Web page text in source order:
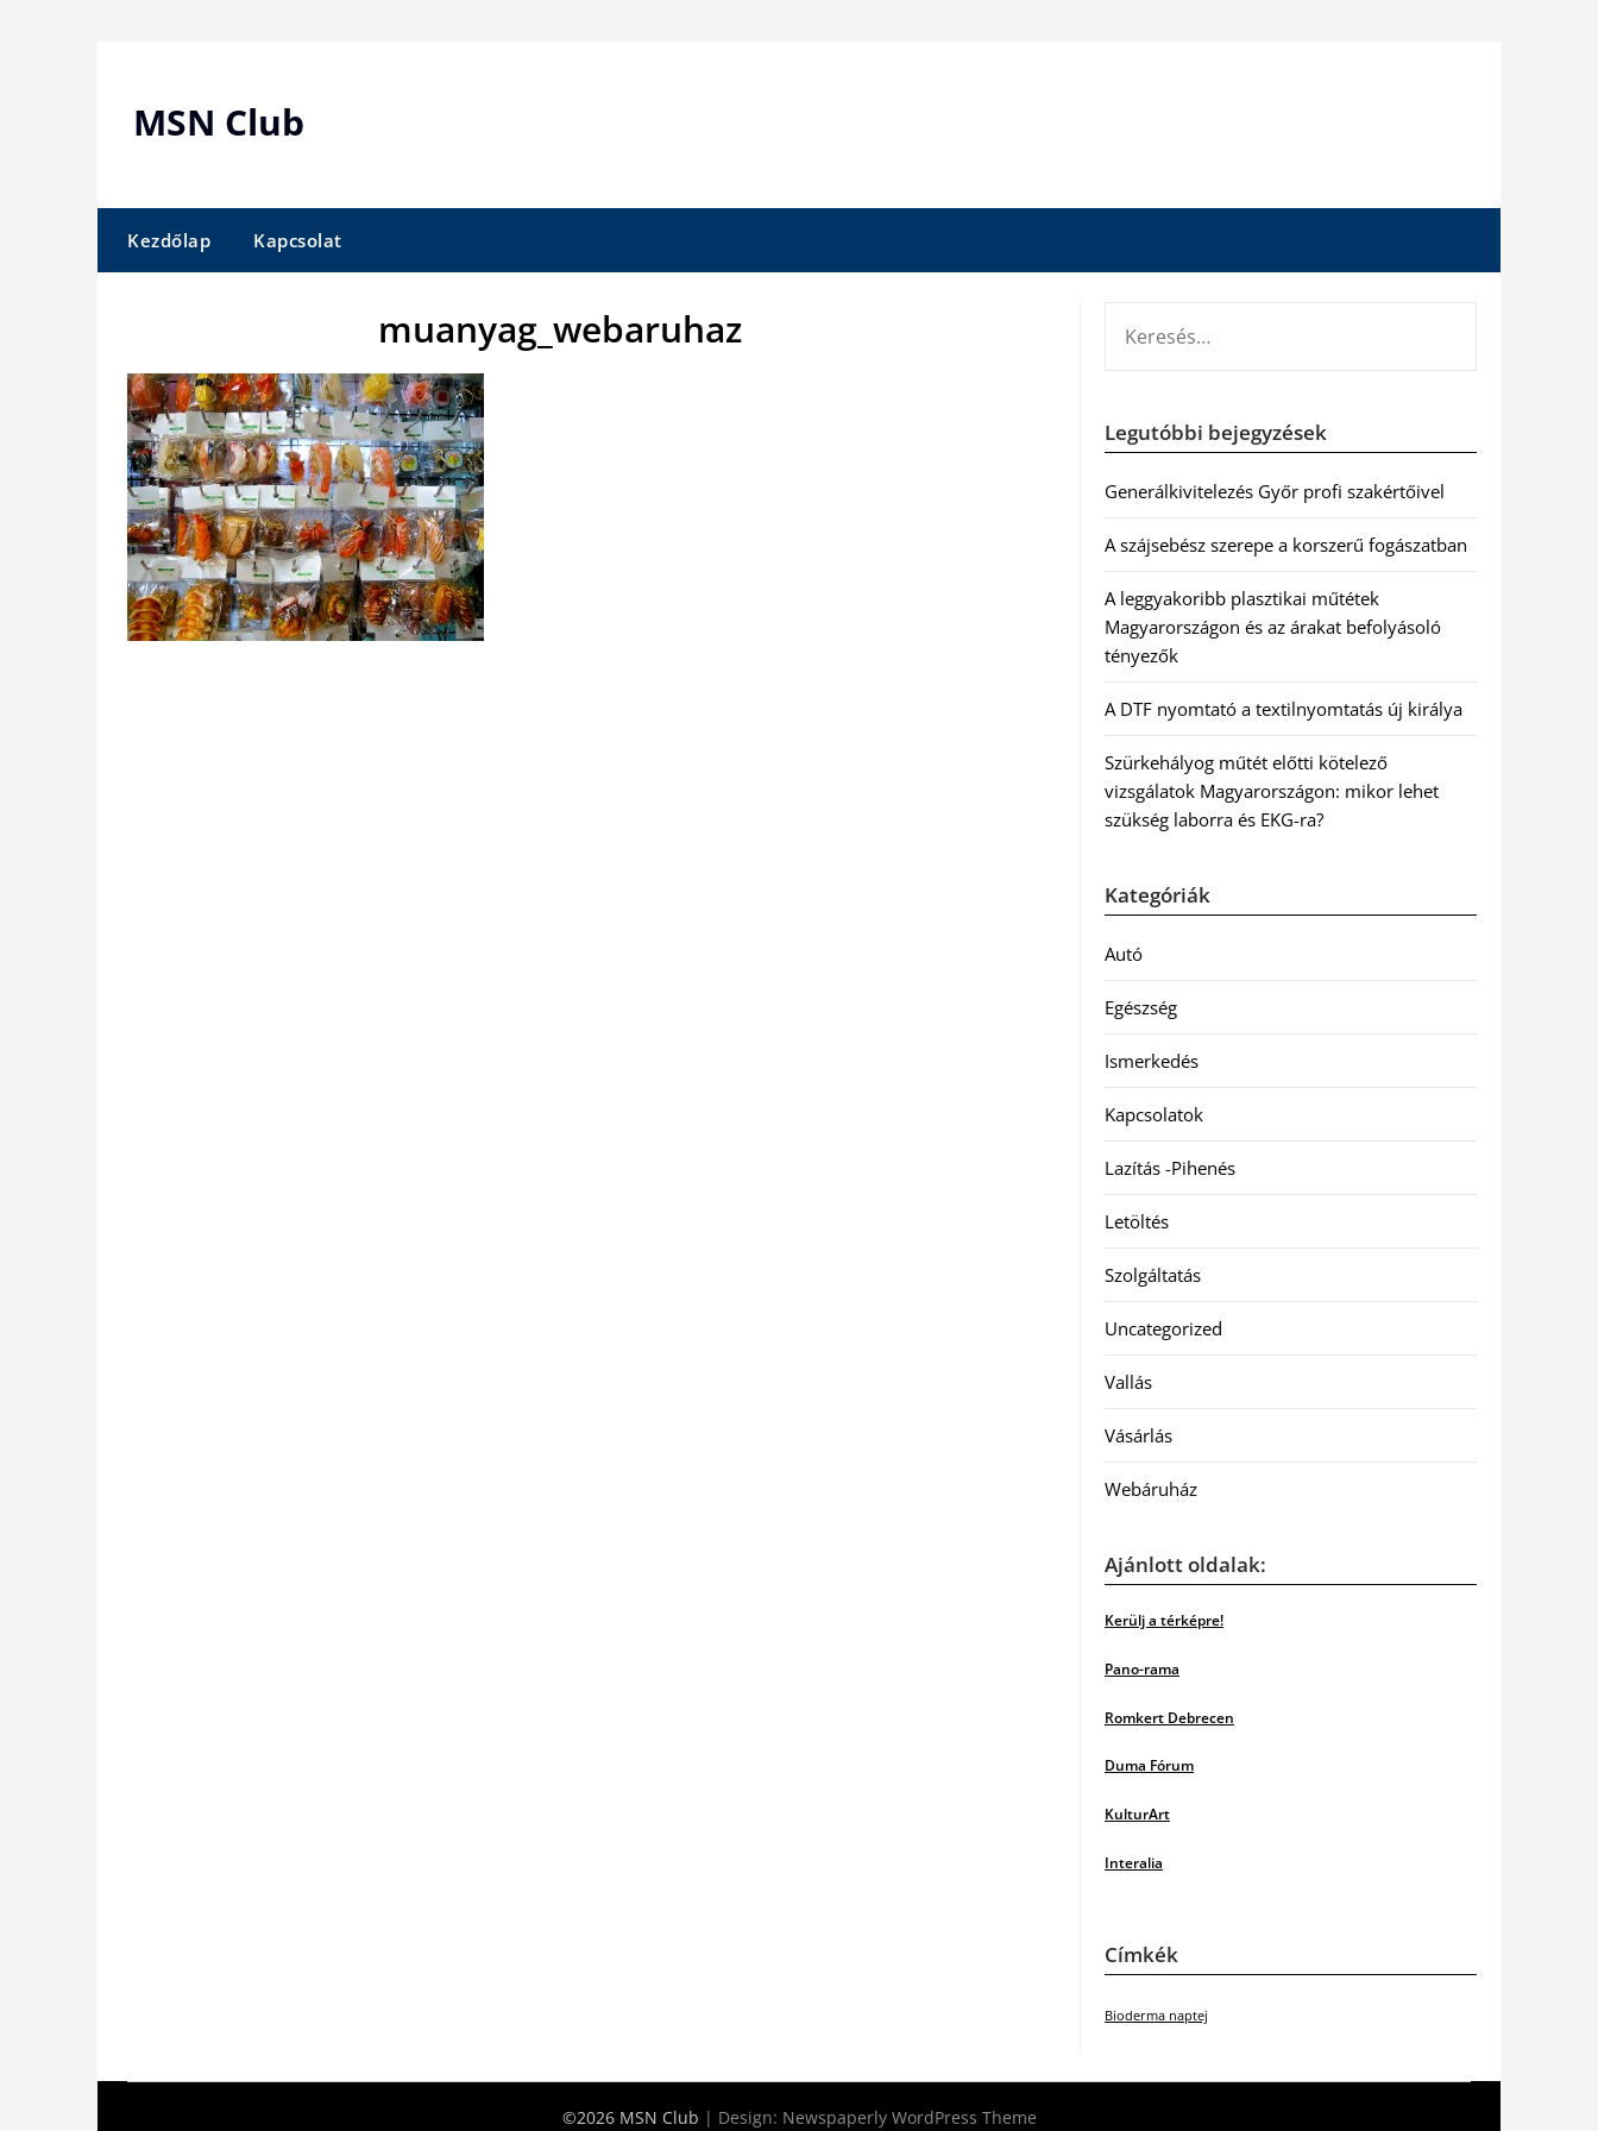
MSN Club
Kezdőlap Kapcsolat
muanyag_webaruhaz
Legutóbbi bejegyzések
Generálkivitelezés Győr profi szakértőivel
A szájsebész szerepe a korszerű fogászatban
A leggyakoribb plasztikai műtétek
Magyarországon és az árakat befolyásoló
tényezők
A DTF nyomtató a textilnyomtatás új királya
Szürkehályog műtét előtti kötelező
vizsgálatok Magyarországon: mikor lehet
szükség laborra és EKG-ra?
Kategóriák
Autó
Egészség
Ismerkedés
Kapcsolatok
Lazítás -Pihenés
Letöltés
Szolgáltatás
Uncategorized
Vallás
Vásárlás
Webáruház
Ajánlott oldalak:
Kerülj a térképre!
Pano-rama
Romkert Debrecen
Duma Fórum
KulturArt
Interalia
Címkék
Bioderma naptej
©2026 MSN Club | Design: Newspaperly WordPress Theme